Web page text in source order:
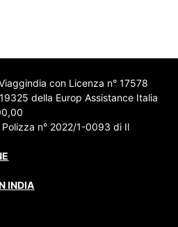
con Licenza n° 17578
della Europ Assistance Italia
Polizza n° 2022/1-0093 di Il
INDIA